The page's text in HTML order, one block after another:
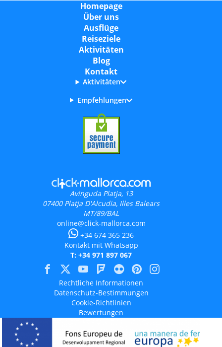
Homepage
Über uns
Ausflüge
Reiseziele
Aktivitäten
Blog
Kontakt
Aktivitäten
Empfehlungen
Avinguda Platja, 13
07400 Platja D'Alcudia, Illes Balears
MT/89/BAL
online@click-mallorca.com
+34 674 365 236
Kontakt mit Whatsapp
T: +34 971 897 067
Rechtliche Informationen
Datenschutz-Bestimmungen
Cookie-Richtlinien
Bewertungen